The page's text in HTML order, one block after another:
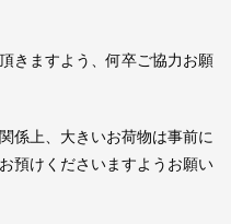
きますよう、何卒ご協力お願
係上、大きいお荷物は事前に
預けくださいますようお願い